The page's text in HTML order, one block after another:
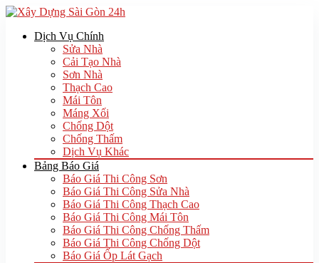
Dịch Vụ Chính
Sửa Nhà
Cải Tạo Nhà
Sơn Nhà
Thạch Cao
Mái Tôn
Máng Xối
Chống Dột
Chống Thấm
Dịch Vụ Khác
Bảng Báo Giá
Báo Giá Thi Công Sơn
Báo Giá Thi Công Sửa Nhà
Báo Giá Thi Công Thạch Cao
Báo Giá Thi Công Mái Tôn
Báo Giá Thi Công Chống Thấm
Báo Giá Thi Công Chống Dột
Báo Giá Ốp Lát Gạch